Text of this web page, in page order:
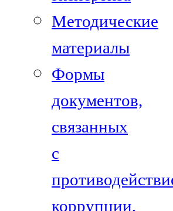
Методические
материалы
Формы
документов,
связанных
с
коррупции,